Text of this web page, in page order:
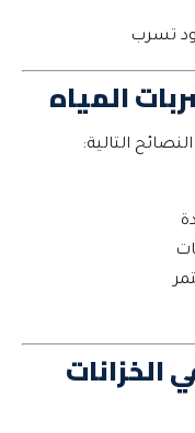
تسرب
المياه
التالية: